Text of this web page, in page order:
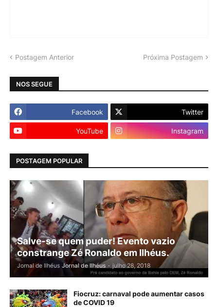
Postagem Anterior Próxima Postagem
NOS SEGUE
Facebook Twitter
YouTube Instagram
POSTAGEM POPULAR
Salve-se quem puder! Evento vazio
constrange Zé Ronaldo em Ilhéus.
Jornal de Ilhéus Jornal de Ilhéus - julho 28, 2018
Fiocruz: carnaval pode aumentar casos
de COVID 19